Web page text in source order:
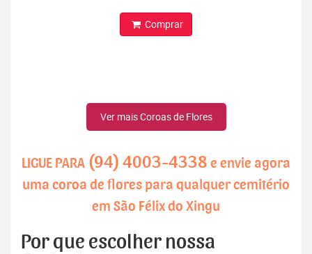
Comprar
Ver mais Coroas de Flores
LIGUE PARA (94) 4003-4338 e envie agora
uma coroa de flores para qualquer cemitério
em São Félix do Xingu
Por que escolher nossa